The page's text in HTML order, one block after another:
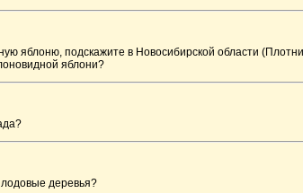
яблоню, подскажите в Новосибирской области
яблони?
деревья?